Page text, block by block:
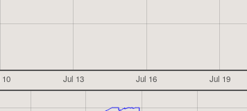
Jul 13 Jul 16 Jul 19